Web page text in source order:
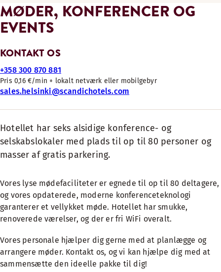
MØDER, KONFERENCER OG
EVENTS
KONTAKT OS
+358 300 870 881
Pris 0,16 €/min + lokalt netværk eller mobilgebyr
sales.helsinki@scandichotels.com
Hotellet har seks alsidige konference- og
selskabslokaler med plads til op til 80 personer og
masser af gratis parkering.
Vores lyse mødefaciliteter er egnede til op til 80 deltagere,
og vores opdaterede, moderne konferenceteknologi
garanterer et vellykket møde. Hotellet har smukke,
renoverede værelser, og der er fri WiFi overalt.
Vores personale hjælper dig gerne med at planlægge og
arrangere møder. Kontakt os, og vi kan hjælpe dig med at
sammensætte den ideelle pakke til dig!